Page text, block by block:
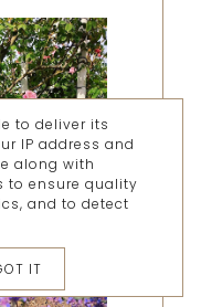
to deliver its
IP address and
along with
to ensure quality
and to detect
IT